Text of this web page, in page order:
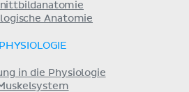
Anatomie
PHYSIOLOGIE
in die Physiologie